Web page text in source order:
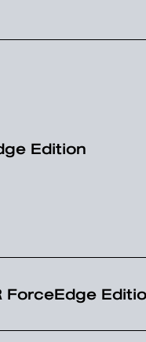
Edition